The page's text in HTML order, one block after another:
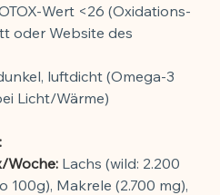
Wert <26 (Oxidations-
oder Website des
luftdicht (Omega-3
Licht/Wärme)
Woche: Lachs (wild: 2.200
100g), Makrele (2.700 mg),